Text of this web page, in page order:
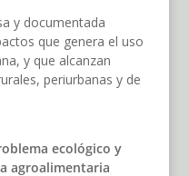
y documentada
que genera el uso
y que alcanzan
periurbanas y de
ecológico y
agroalimentaria